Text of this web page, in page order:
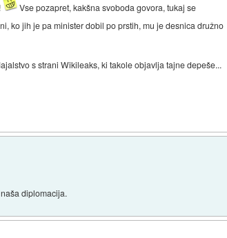
Vse pozapret, kakšna svoboda govora, tukaj se
ko jih je pa minister dobil po prstih, mu je desnica družno
s strani Wikileaks, ki takole objavlja tajne depeše...
diplomacija.